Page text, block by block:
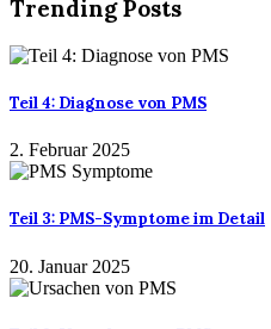
Trending Posts
Teil 4: Diagnose von PMS
2. Februar 2025
Teil 3: PMS-Symptome im Detail
20. Januar 2025